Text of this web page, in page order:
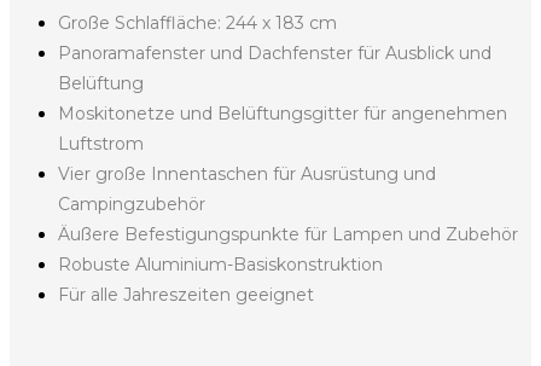
Große Schlaffläche: 244 x 183 cm
Panoramafenster und Dachfenster für Ausblick und
Belüftung
Moskitonetze und Belüftungsgitter für angenehmen
Luftstrom
Vier große Innentaschen für Ausrüstung und
Campingzubehör
Äußere Befestigungspunkte für Lampen und Zubehör
Robuste Aluminium-Basiskonstruktion
Für alle Jahreszeiten geeignet